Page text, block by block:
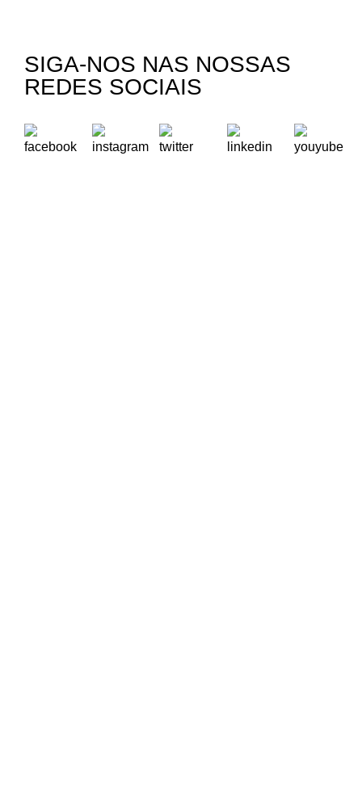
SIGA-NOS NAS NOSSAS
REDES SOCIAIS